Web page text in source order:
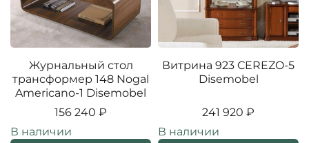
Журнальный стол
трансформер 148 Nogal
Americano-1 Disemobel
156 240 ₽
В наличии
Витрина 923 CEREZO-5
Disemobel
241 920 ₽
В наличии